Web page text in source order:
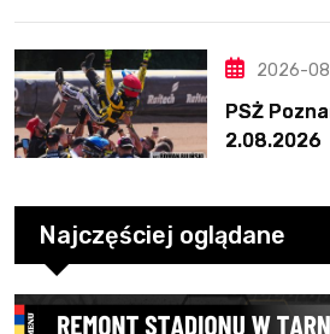
2026-
PSŻ
2.08.2026
Najczęściej oglądane